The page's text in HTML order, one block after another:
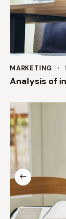
MARKETING
Analysis of